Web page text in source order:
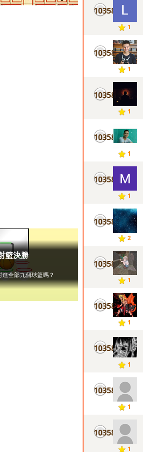
10358
1
10358
1
10358
1
10358
1
10358
1
10358
2
10358
1
10358
1
10358
1
10358
1
10358
1